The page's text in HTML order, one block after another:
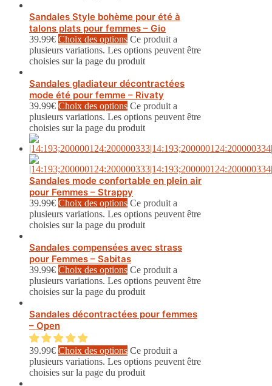
Sandales Style bohème pour été à
talons plats pour femmes – Gio
39.99€ Choix des options Ce produit a
plusieurs variations. Les options peuvent être
choisies sur la page du produit
Sandales gladiateur décontractées
mode été pour femme – Rivaty
39.99€ Choix des options Ce produit a
plusieurs variations. Les options peuvent être
choisies sur la page du produit
Sandales mode confortable en plein air
pour Femmes – Strappy
39.99€ Choix des options Ce produit a
plusieurs variations. Les options peuvent être
choisies sur la page du produit
Sandales compensées avec strass
pour Femmes – Sabitas
39.99€ Choix des options Ce produit a
plusieurs variations. Les options peuvent être
choisies sur la page du produit
Sandales décontractées pour femmes
– Open
39.99€ Choix des options Ce produit a
plusieurs variations. Les options peuvent être
choisies sur la page du produit